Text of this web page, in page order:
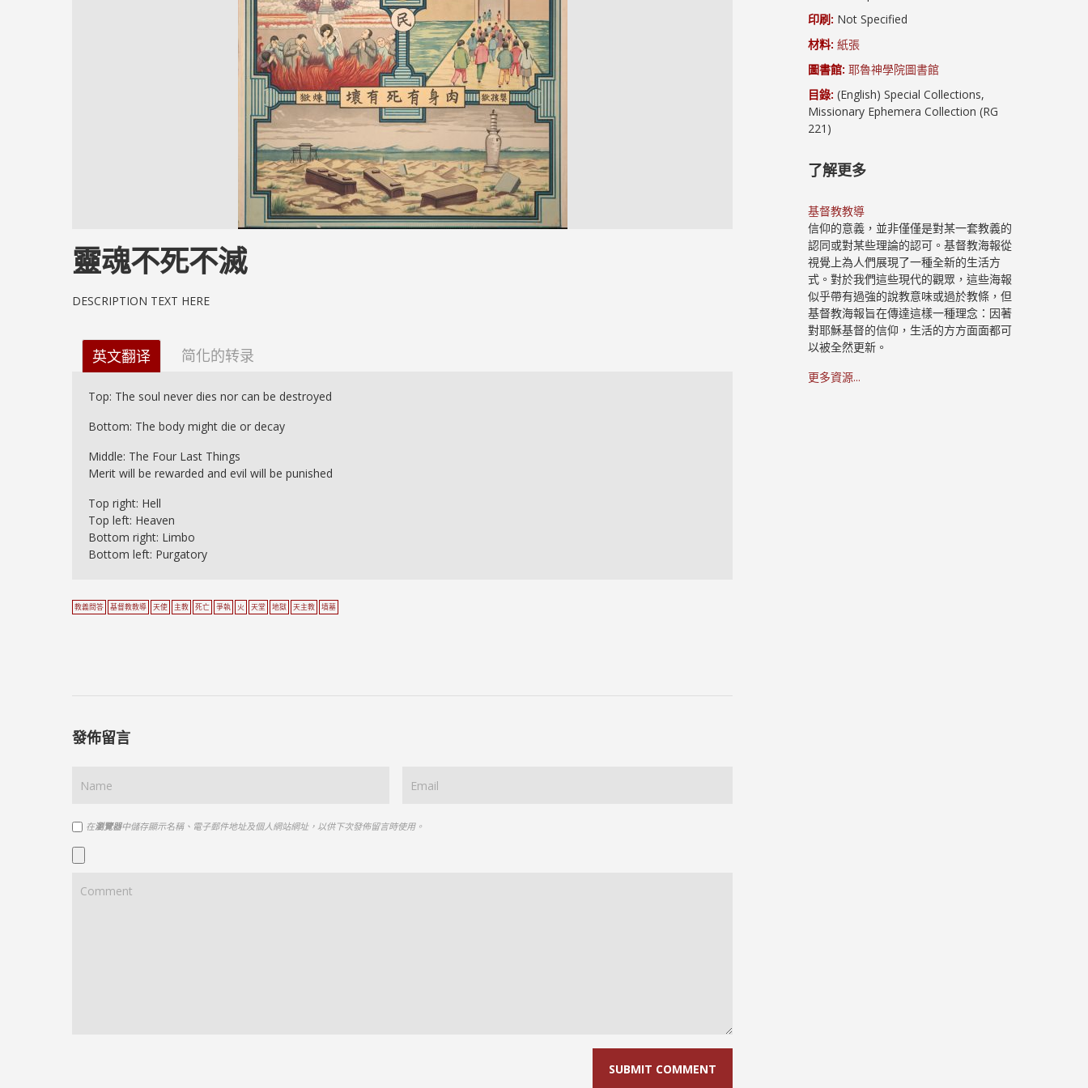
靈魂不死不滅
DESCRIPTION TEXT HERE
英文翻译 简化的转录
Top: The soul never dies nor can be destroyed
Bottom: The body might die or decay
Middle: The Four Last Things
Merit will be rewarded and evil will be punished
Top right: Hell
Top left: Heaven
Bottom right: Limbo
Bottom left: Purgatory
教義問答 基督教教導 天使 主教 死亡 爭執 火 天堂 地獄 天主教 墳墓
發佈留言
在瀏覽器中儲存顯示名稱、電子郵件地址及個人網站網址，以供下次發佈留言時使用。
印刷: Not Specified
材料: 紙張
圖書館: 耶魯神學院圖書館
目錄: (English) Special Collections,
Missionary Ephemera Collection (RG
221)
了解更多
基督教教導
信仰的意義，並非僅僅是對某一套教義的
認同或對某些理論的認可。基督教海報從
視覺上為人們展現了一種全新的生活方
式。對於我們這些現代的觀眾，這些海報
似乎帶有過強的說教意味或過於教條，但
基督教海報旨在傳達這樣一種理念：因著
對耶穌基督的信仰，生活的方方面面都可
以被全然更新。
更多資源...